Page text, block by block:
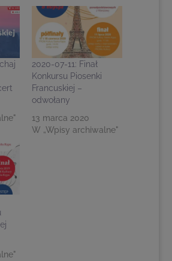
2020-07-11: Finał
Konkursu Piosenki
Francuskiej –
odwołany
13 marca 2020
W „Wpisy archiwalne"